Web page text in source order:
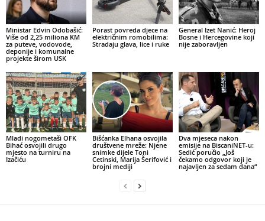
Ministar Edvin Odobašić:
Više od 2,25 miliona KM
za puteve, vodovode,
deponije i komunalne
projekte širom USK
Porast povreda djece na
električnim romobilima:
Stradaju glava, lice i ruke
General Izet Nanić: Heroj
Bosne i Hercegovine koji
nije zaboravljen
Mladi nogometaši OFK
Bihać osvojili drugo
mjesto na turniru na
Izačiću
Bišćanka Elhana osvojila
društvene mreže: Njene
snimke dijele Toni
Cetinski, Marija Šerifović i
brojni mediji
Dva mjeseca nakon
emisije na BiscaniNET-u:
Sedić poručio „Još
čekamo odgovor koji je
najavljen za sedam dana“